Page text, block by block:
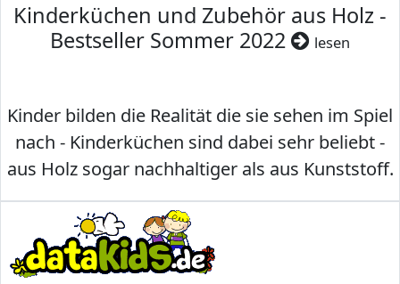
Kinderküchen und Zubehör aus Holz -
Bestseller Sommer 2022
lesen
Kinder bilden die Realität die sie sehen im Spiel
nach - Kinderküchen sind dabei sehr beliebt -
aus Holz sogar nachhaltiger als aus Kunststoff.